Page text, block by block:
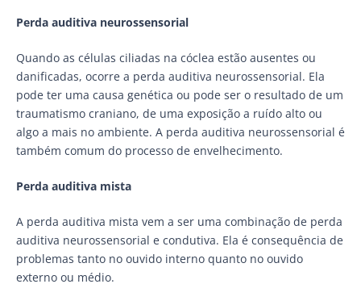
Perda auditiva neurossensorial
Quando as células ciliadas na cóclea estão ausentes ou
danificadas, ocorre a perda auditiva neurossensorial. Ela
pode ter uma causa genética ou pode ser o resultado de um
traumatismo craniano, de uma exposição a ruído alto ou
algo a mais no ambiente. A perda auditiva neurossensorial é
também comum do processo de envelhecimento.
Perda auditiva mista
A perda auditiva mista vem a ser uma combinação de perda
auditiva neurossensorial e condutiva. Ela é consequência de
problemas tanto no ouvido interno quanto no ouvido
externo ou médio.